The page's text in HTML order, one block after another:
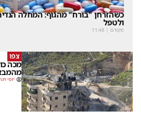
כשהזרחן "בורח" מהגוף: המחלה
ולטפל
מקודם |
11:48
צפו
מכה
יוסי וינר